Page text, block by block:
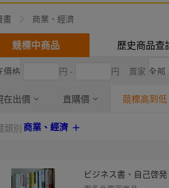
畫 商業、經濟
競標中商品 歷史商品查
円 - 円 賣家
在出價 直購價 競標高到低
類別商業、經濟
ビジネス書、自己啓